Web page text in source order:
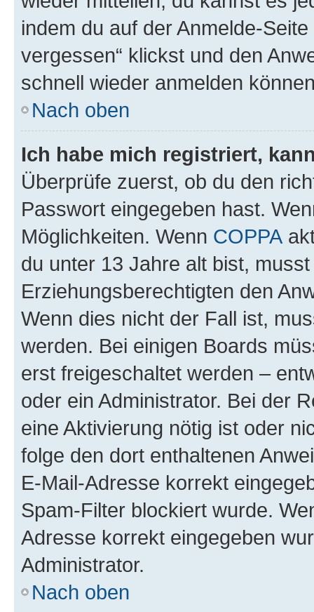
indem du auf der Anmelde-
vergessen“ klickst und den
schnell wieder anmelden
Nach oben
Ich habe mich registriert,
Überprüfe zuerst, ob du den
Passwort eingegeben hast.
Möglichkeiten. Wenn COPPA
du unter 13 Jahre alt bist,
Erziehungsberechtigten den
Wenn dies nicht der Fall ist,
werden. Bei einigen Boards
erst freigeschaltet werden –
oder ein Administrator. Bei der
eine Aktivierung nötig ist oder
folge den dort enthaltenen
E-Mail-Adresse korrekt
Spam-Filter blockiert wurde.
Adresse korrekt eingegeben
Administrator.
Nach oben